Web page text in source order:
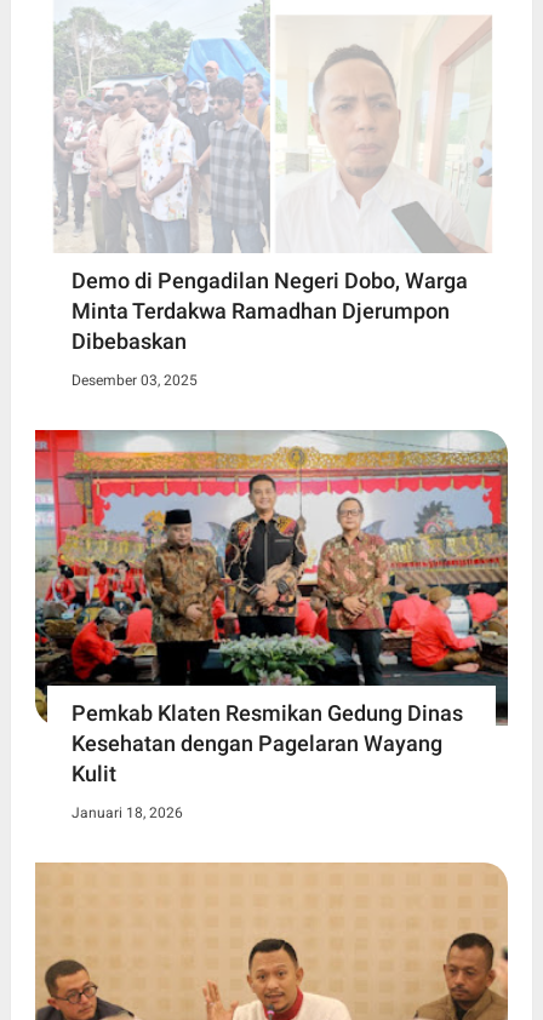
Demo di Pengadilan Negeri Dobo, Warga
Minta Terdakwa Ramadhan Djerumpon
Dibebaskan
Desember 03, 2025
Pemkab Klaten Resmikan Gedung Dinas
Kesehatan dengan Pagelaran Wayang
Kulit
Januari 18, 2026